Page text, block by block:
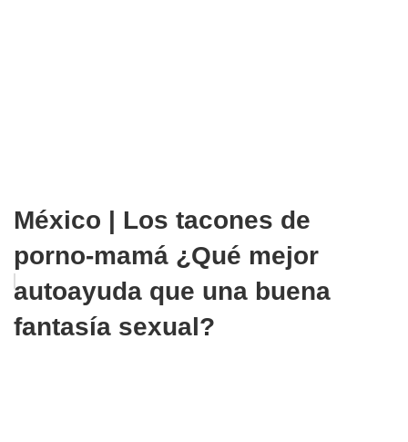
México | Los tacones de
porno-mamá ¿Qué mejor
autoayuda que una buena
fantasía sexual?